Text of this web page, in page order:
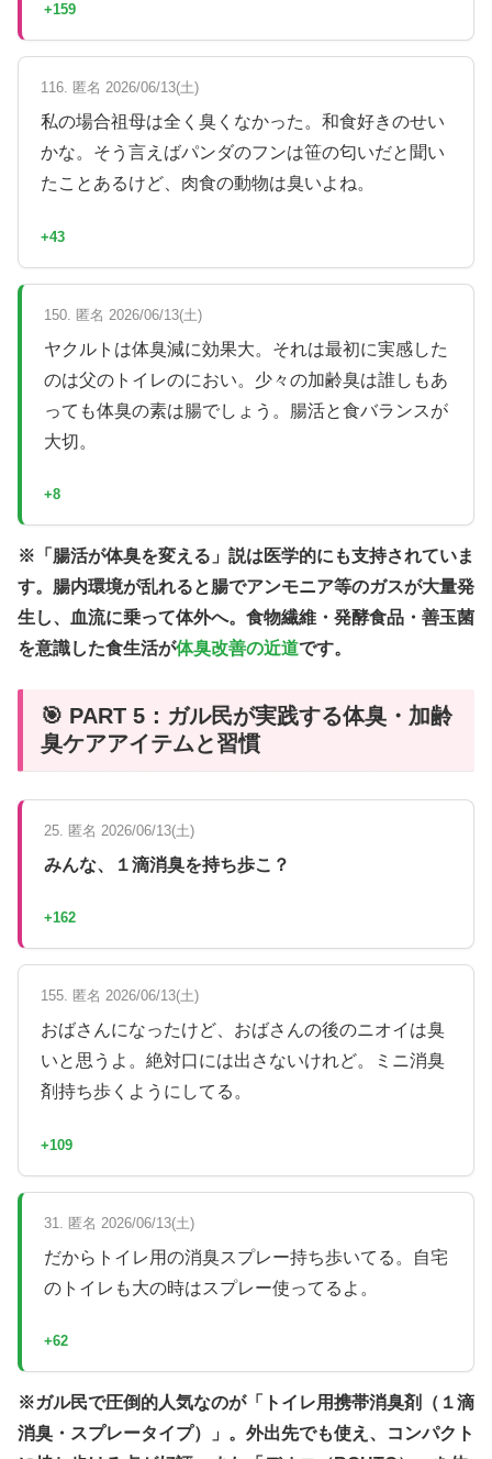
+159
116. 匿名 2026/06/13(土)
私の場合祖母は全く臭くなかった。和食好きのせい
かな。そう言えばパンダのフンは笹の匂いだと聞い
たことあるけど、肉食の動物は臭いよね。
+43
150. 匿名 2026/06/13(土)
ヤクルトは体臭減に効果大。それは最初に実感した
のは父のトイレのにおい。少々の加齢臭は誰しもあ
っても体臭の素は腸でしょう。腸活と食バランスが
大切。
+8
※「腸活が体臭を変える」説は医学的にも支持されていま
す。腸内環境が乱れると腸でアンモニア等のガスが大量発
生し、血流に乗って体外へ。食物繊維・発酵食品・善玉菌
を意識した食生活が体臭改善の近道です。
🎯 PART 5：ガル民が実践する体臭・加齢
臭ケアアイテムと習慣
25. 匿名 2026/06/13(土)
みんな、１滴消臭を持ち歩こ？
+162
155. 匿名 2026/06/13(土)
おばさんになったけど、おばさんの後のニオイは臭
いと思うよ。絶対口には出さないけれど。ミニ消臭
剤持ち歩くようにしてる。
+109
31. 匿名 2026/06/13(土)
だからトイレ用の消臭スプレー持ち歩いてる。自宅
のトイレも大の時はスプレー使ってるよ。
+62
※ガル民で圧倒的人気なのが「トイレ用携帯消臭剤（１滴
消臭・スプレータイプ）」。外出先でも使え、コンパクト